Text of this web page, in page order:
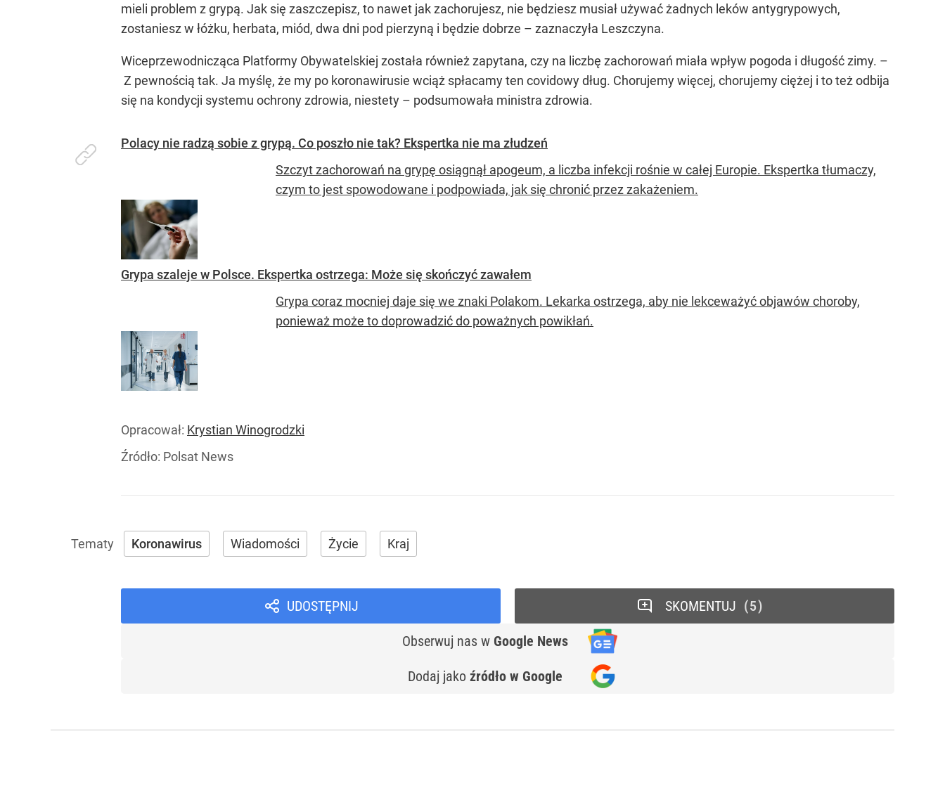
mieli problem z grypą. Jak się zaszczepisz, to nawet jak zachorujesz, nie będziesz musiał używać żadnych leków antygrypowych,
zostaniesz w łóżku, herbata, miód, dwa dni pod pierzyną i będzie dobrze – zaznaczyła Leszczyna.
Wiceprzewodnicząca Platformy Obywatelskiej została również zapytana, czy na liczbę zachorowań miała wpływ pogoda i długość zimy. –
Z pewnością tak. Ja myślę, że my po koronawirusie wciąż spłacamy ten covidowy dług. Chorujemy więcej, chorujemy ciężej i to też odbija
się na kondycji systemu ochrony zdrowia, niestety – podsumowała ministra zdrowia.
Polacy nie radzą sobie z grypą. Co poszło nie tak? Ekspertka nie ma złudzeń
Szczyt zachorowań na grypę osiągnął apogeum, a liczba infekcji rośnie w całej Europie. Ekspertka tłumaczy,
czym to jest spowodowane i podpowiada, jak się chronić przez zakażeniem.
Grypa szaleje w Polsce. Ekspertka ostrzega: Może się skończyć zawałem
Grypa coraz mocniej daje się we znaki Polakom. Lekarka ostrzega, aby nie lekceważyć objawów choroby,
ponieważ może to doprowadzić do poważnych powikłań.
Opracował: Krystian Winogrodzki
Źródło: Polsat News
Koronawirus Wiadomości Życie Kraj
UDOSTĘPNIJ
Obserwuj nas w Google News
Dodaj jako źródło w Google
SKOMENTUJ 5